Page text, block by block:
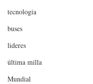
tecnologia
buses
lideres
última milla
Mundial